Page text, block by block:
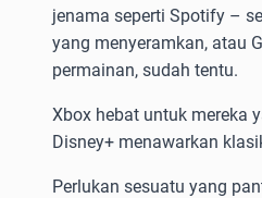
jenama seperti Spotify –
yang menyeramkan, atau
permainan, sudah tentu.
Xbox hebat untuk mereka
Disney+ menawarkan
Perlukan sesuatu yang